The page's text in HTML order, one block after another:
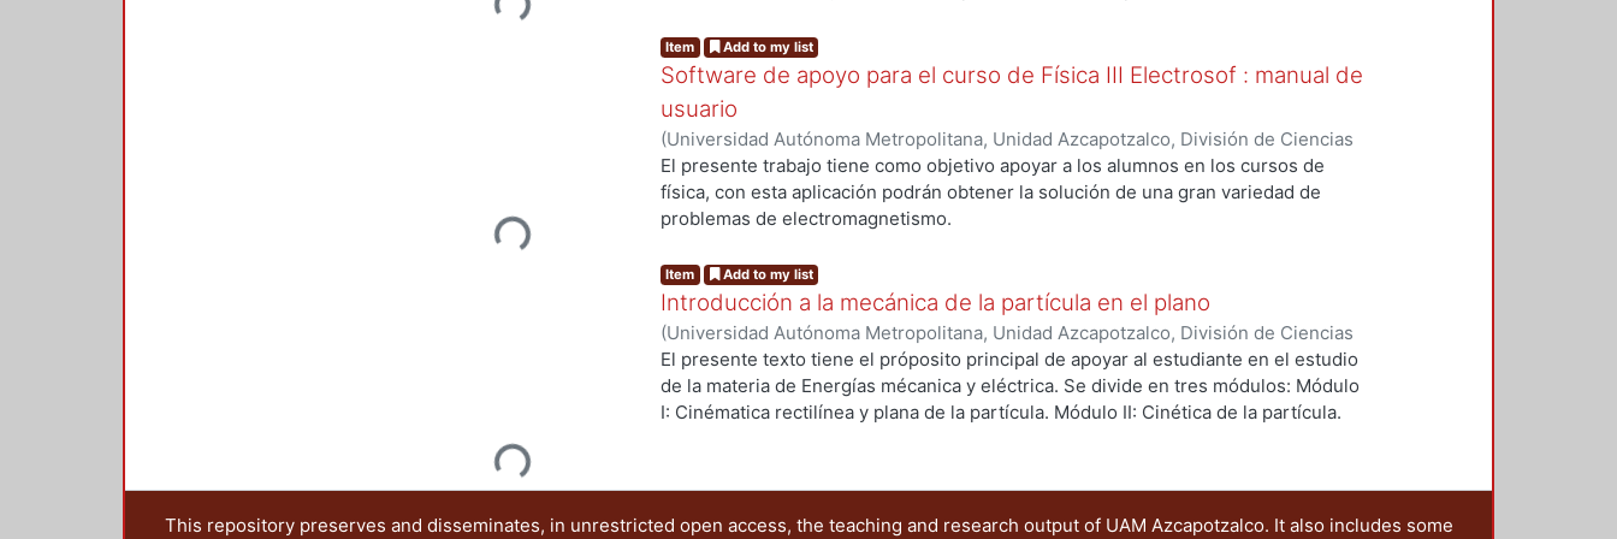
Loading...
Item Add to my list
Software de apoyo para el curso de Física III Electrosof : manual de
usuario
(Universidad Autónoma Metropolitana, Unidad Azcapotzalco, División de Ciencias
Básicas e Ingeniería, Departamento de Ciencias Básicas,2010)Becerril Hernández,
Hugo Sergio;Falcón Hernández, Nicolás;Rodríguez Soria, Abelardo Luis
El presente trabajo tiene como objetivo apoyar a los alumnos en los cursos de
física, con esta aplicación podrán obtener la solución de una gran variedad de
problemas de electromagnetismo.
Loading...
Item Add to my list
Introducción a la mecánica de la partícula en el plano
(Universidad Autónoma Metropolitana, Unidad Azcapotzalco, División de Ciencias
Básicas e Ingeniería, Departamento de Ciencias Básicas, 2008)Becerril Hernández,
Hugo Sergio;Falcón Hernández, Nicolás;Rodríguez Soria, Abelardo Luis
El presente texto tiene el próposito principal de apoyar al estudiante en el estudio
de la materia de Energías mécanica y eléctrica. Se divide en tres módulos: Módulo
I: Cinématica rectilínea y plana de la partícula. Módulo II: Cinética de la partícula.
This repository preserves and disseminates, in unrestricted open access, the teaching and research output of UAM Azcapotzalco. It also includes some